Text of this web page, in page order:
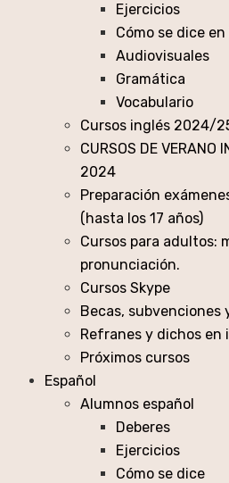
Ejercicios
Cómo se dice
Audiovisuales
Gramática
Vocabulario
Cursos inglés 2024/
CURSOS DE VERANO
2024
Preparación
(hasta los 17 años)
Cursos para adultos:
pronunciación.
Cursos Skype
Becas, subvenciones
Refranes y dichos en
Próximos cursos
Español
Alumnos español
Deberes
Ejercicios
Cómo se dice